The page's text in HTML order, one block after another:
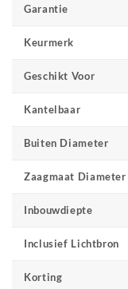
Garantie
Keurmerk
Geschikt Voor
Kantelbaar
Buiten Diameter
Zaagmaat Diameter
Inbouwdiepte
Inclusief Lichtbron
Korting